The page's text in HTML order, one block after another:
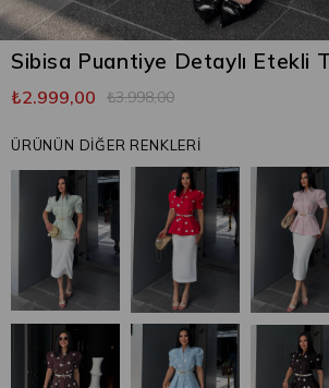
Sibisa Puantiye Detaylı Etekli
₺3.998,00
₺2.999,00
ÜRÜNÜN DİĞER RENKLERİ